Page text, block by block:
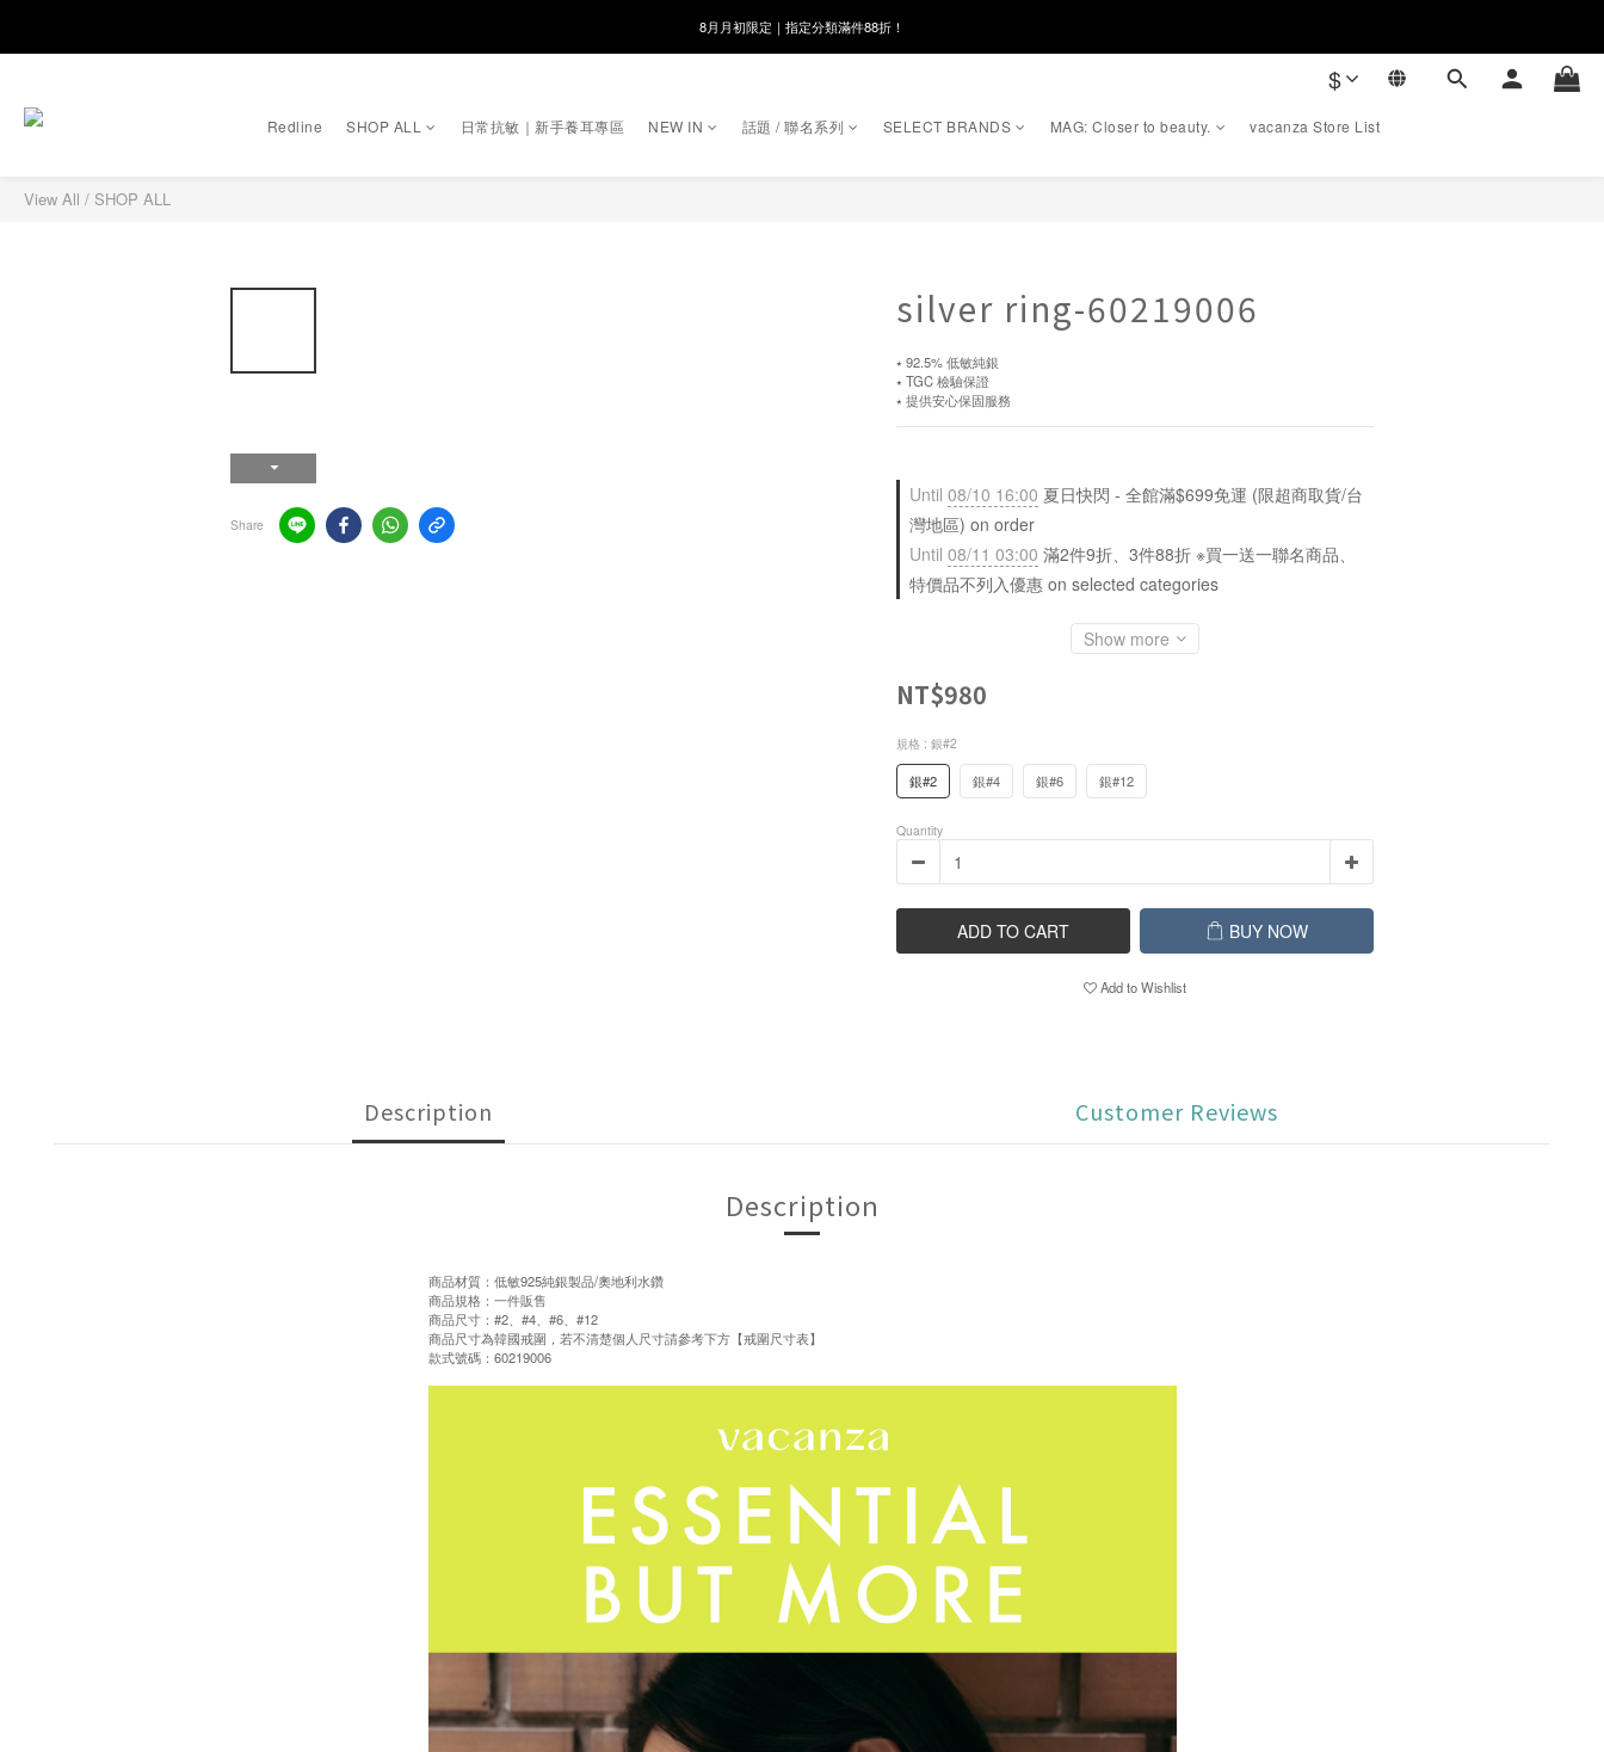
8月月初限定｜指定分類滿件88折！
線在，好事發生｜祈願新品 第2件享9折
8月月初限定｜指定分類滿件88折！
$
Redline SHOP ALL 日常抗敏｜新手養耳專區 NEW IN 話題 / 聯名系列 SELECT BRANDS MAG: Closer to beauty. vacanza Store List
View All / SHOP ALL
Share
silver ring-60219006
⭑ 92.5% 低敏純銀
⭑ TGC 檢驗保證
⭑ 提供安心保固服務
Until 08/10 16:00 夏日快閃 - 全館滿$699免運 (限超商取貨/台
灣地區) on order
Until 08/11 03:00 滿2件9折、3件88折 ※買一送一聯名商品、
特價品不列入優惠 on selected categories
Show more
NT$980
規格 : 銀#2
銀#2 銀#4 銀#6 銀#12
Quantity
ADD TO CART BUY NOW
Add to Wishlist
Description Customer Reviews
Description
商品材質：低敏925純銀製品/奧地利水鑽
商品規格：一件販售
商品尺寸：#2、#4、#6、#12
商品尺寸為韓國戒圍，若不清楚個人尺寸請參考下方【戒圍尺寸表】
款式號碼：60219006